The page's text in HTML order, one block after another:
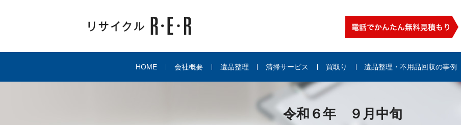
HOME 会社概要 遺品整理 清掃サービス 買取り 遺品整理・不用品回収の事例
令和６年 ９月中旬